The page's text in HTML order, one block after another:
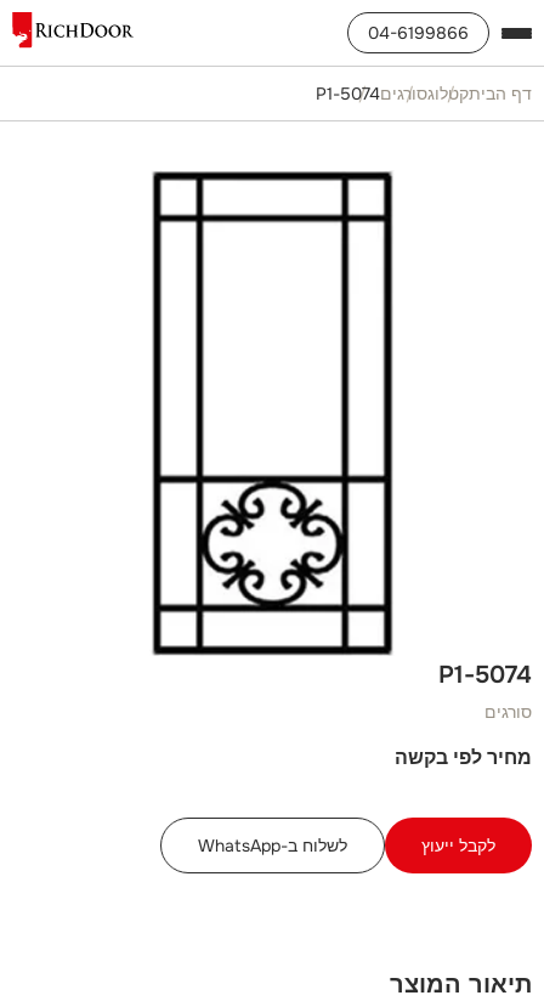
04-6199866
דף הביתקטלוגסורגים5074-P1
5074-P1
סורגים
מחיר לפי בקשה
לקבל ייעוץ לשלוח ב-WhatsApp
תיאור המוצר